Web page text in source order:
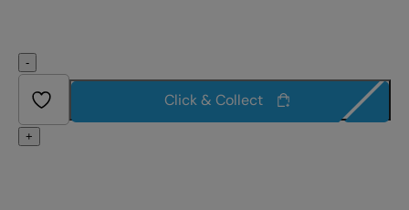
-
+
Click & Collect